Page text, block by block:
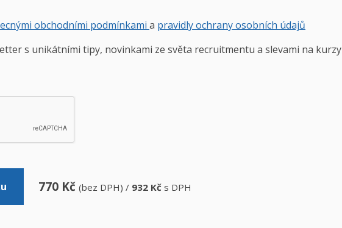
obchodními podmínkami a pravidly ochrany osobních údajů
s unikátními tipy, novinkami ze světa recruitmentu a slevami na kurzy
770 Kč (bez DPH) / 932 Kč s DPH